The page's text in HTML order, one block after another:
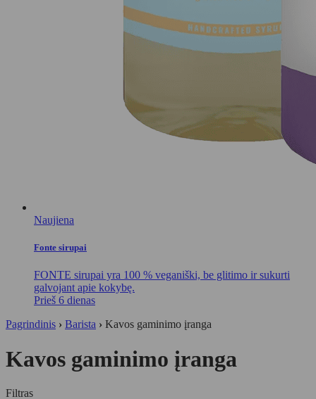
Naujiena
Fonte sirupai
FONTE sirupai yra 100 % veganiški, be glitimo ir sukurti
galvojant apie kokybę.
Prieš 6 dienas
Pagrindinis › Barista › Kavos gaminimo įranga
Kavos gaminimo įranga
Filtras